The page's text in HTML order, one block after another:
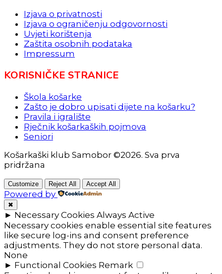
Izjava o privatnosti
Izjava o ograničenju odgovornosti
Uvjeti korištenja
Zaštita osobnih podataka
Impressum
KORISNIČKE STRANICE
Škola košarke
Zašto je dobro upisati dijete na košarku?
Pravila i igralište
Rječnik košarkaških pojmova
Seniori
Košarkaški klub Samobor ©2026. Sva prva
pridržana
Customize Reject All Accept All
Powered by
✖
► Necessary Cookies Always Active
Necessary cookies enable essential site features
like secure log-ins and consent preference
adjustments. They do not store personal data.
None
► Functional Cookies Remark